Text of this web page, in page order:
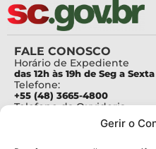
Gerir o
FALE CONOSCO
Horário de Expediente
das 12h às 19h de Seg a Sexta
Telefone:
+55 (48) 3665-4800
Telefone da Ouvidoria